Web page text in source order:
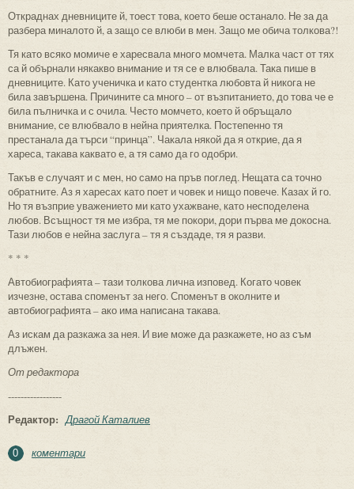
Откраднах дневниците й, тоест това, което беше останало. Не за да
разбера миналото й, а защо се влюби в мен. Защо ме обича толкова?!
Тя като всяко момиче е харесвала много момчета. Малка част от тях
са й обърнали някакво внимание и тя се е влюбвала. Така пише в
дневниците. Като ученичка и като студентка любовта й никога не
била завършена. Причините са много – от възпитанието, до това че е
била пълничка и с очила. Често момчето, което й обръщало
внимание, се влюбвало в нейна приятелка. Постепенно тя
престанала да търси “принца”. Чакала някой да я открие, да я
хареса, такава каквато е, а тя само да го одобри.
Такъв е случаят и с мен, но само на пръв поглед. Нещата са точно
обратните. Аз я харесах като поет и човек и нищо повече. Казах й го.
Но тя възприе уважението ми като ухажване, като несподелена
любов. Всъщност тя ме избра, тя ме покори, дори първа ме докосна.
Тази любов е нейна заслуга – тя я създаде, тя я разви.
* * *
Автобиографията – тази толкова лична изповед. Когато човек
изчезне, остава споменът за него. Споменът в околните и
автобиографията – ако има написана такава.
Аз искам да разкажа за нея. И вие може да разкажете, но аз съм
длъжен.
От редактора
-----------------
Редактор: Драгой Каталиев
0 коментари